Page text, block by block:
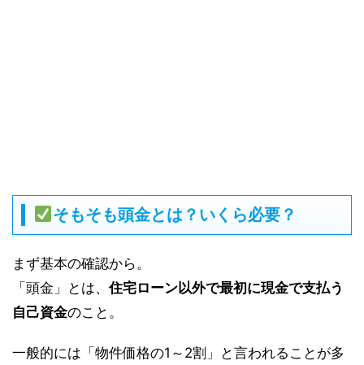
そもそも頭金とは？いくら必要？
まず基本の確認から。
「頭金」とは、住宅ローン以外で最初に現金で支払う
自己資金のこと。
一般的には「物件価格の1～2割」と言われることが多